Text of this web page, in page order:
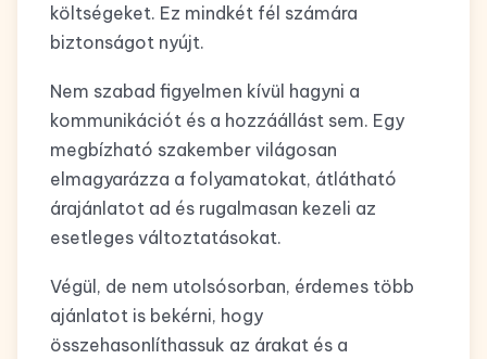
költségeket. Ez mindkét fél számára
biztonságot nyújt.
Nem szabad figyelmen kívül hagyni a
kommunikációt és a hozzáállást sem. Egy
megbízható szakember világosan
elmagyarázza a folyamatokat, átlátható
árajánlatot ad és rugalmasan kezeli az
esetleges változtatásokat.
Végül, de nem utolsósorban, érdemes több
ajánlatot is bekérni, hogy
összehasonlíthassuk az árakat és a